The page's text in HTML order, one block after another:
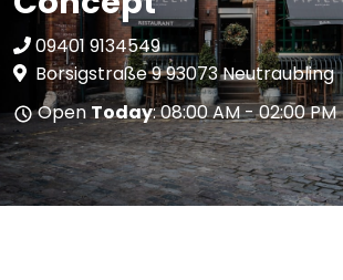
09401 9134549
Borsigstraße 9 93073 Neutraubling
OpenToday: 08:00 AM - 02:00 PM